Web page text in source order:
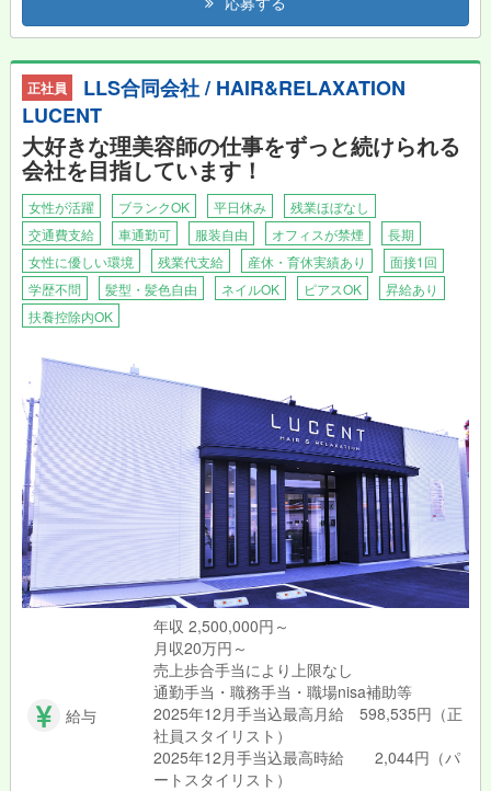
正社員
LLS合同会社 / HAIR&RELAXATION
LUCENT
大好きな理美容師の仕事をずっと続けられる
会社を目指しています！
女性が活躍 ブランクOK 平日休み
残業ほぼなし
交通費支給
車通勤可 服装自由 オフィスが禁煙
長期
女性に優しい環境
残業代支給 産休・育休実績あり
面接1回
学歴不問
髪型・髪色自由 ネイルOK ピアスOK
昇給あり
扶養控除内OK
給与
年収 2,500,000円～
月収20万円～
売上歩合手当により上限なし
通勤手当・職務手当・職場nisa補助等
2025年12月手当込最高月給 598,535円（正
社員スタイリスト）
2025年12月手当込最高時給 2,044円（パ
ートスタイリスト）